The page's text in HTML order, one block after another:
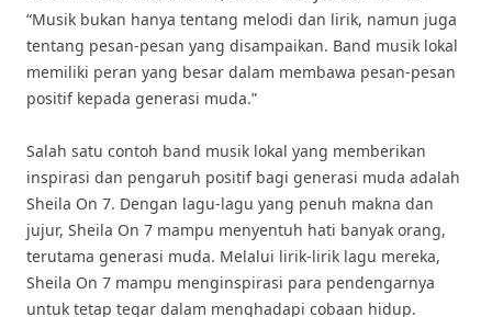
“Musik bukan hanya tentang melodi dan lirik, namun juga
tentang pesan-pesan yang disampaikan. Band musik lokal
memiliki peran yang besar dalam membawa pesan-pesan
positif kepada generasi muda.”
Salah satu contoh band musik lokal yang memberikan
inspirasi dan pengaruh positif bagi generasi muda adalah
Sheila On 7. Dengan lagu-lagu yang penuh makna dan
jujur, Sheila On 7 mampu menyentuh hati banyak orang,
terutama generasi muda. Melalui lirik-lirik lagu mereka,
Sheila On 7 mampu menginspirasi para pendengarnya
untuk tetap tegar dalam menghadapi cobaan hidup.